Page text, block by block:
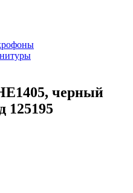
черный
125195